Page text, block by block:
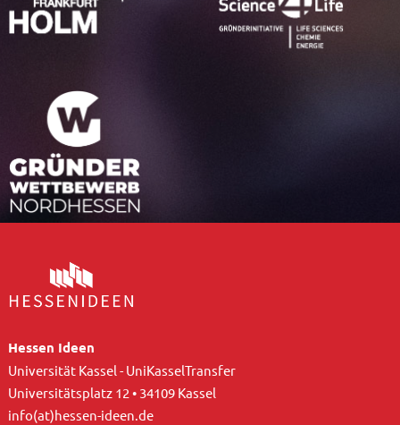
Hessen Ideen
Universität Kassel - UniKasselTransfer
Universitätsplatz 12 • 34109 Kassel
info(at)hessen-ideen.de